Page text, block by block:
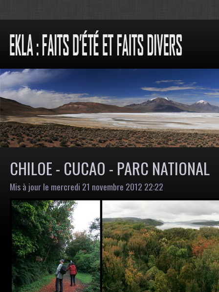
CHILOE - CUCAO - PARC NATIONAL
Mis à jour le mercredi 21 novembre 2012 22:22